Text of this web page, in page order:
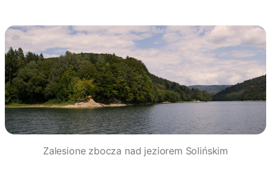
Zalesione zbocza nad jeziorem Solińskim